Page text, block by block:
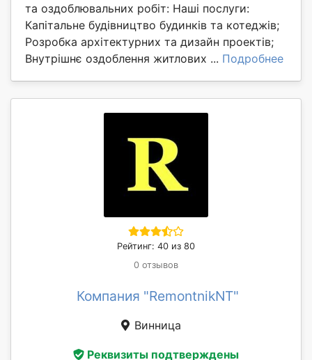
та оздоблювальних робіт: Наші послуги:
Капітальне будівництво будинків та котеджів;
Розробка архітектурних та дизайн проектів;
Внутрішнє оздоблення житлових ... Подробнее
Рейтинг: 40 из 80
0 отзывов
Компания "RemontnikNT"
Винница
Реквизиты подтверждены